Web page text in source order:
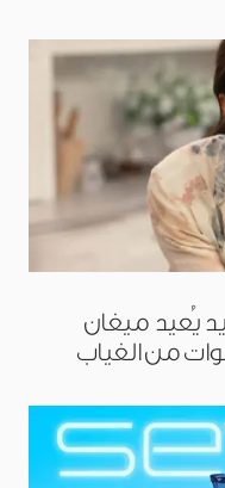
يُعيد ميغان
من الغياب